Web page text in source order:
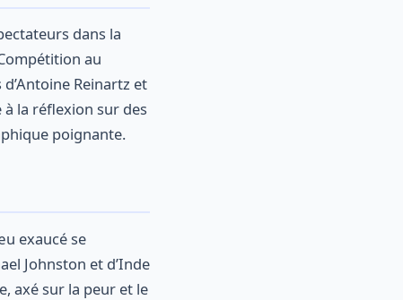
dans la
au
Reinartz et
la réflexion sur des
poignante.
exaucé se
Johnston et d’Inde
axé sur la peur et le